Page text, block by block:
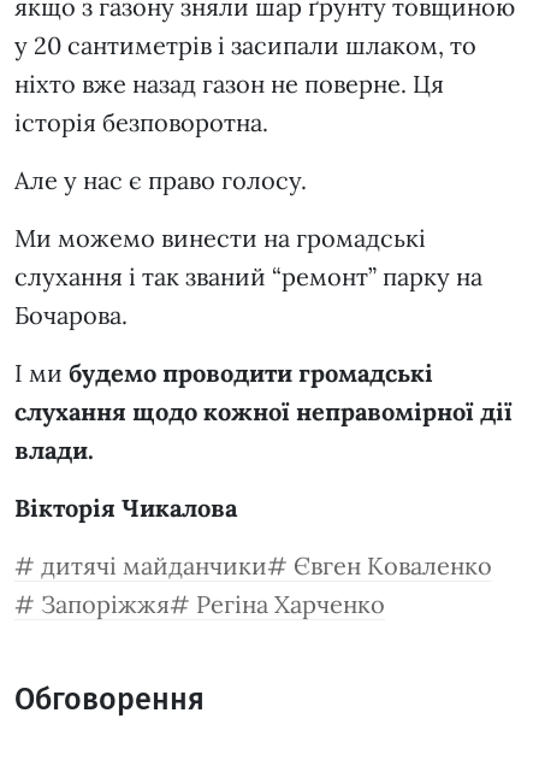
якщо з газону зняли шар ґрунту товщиною
у 20 сантиметрів і засипали шлаком, то
ніхто вже назад газон не поверне. Ця
історія безповоротна.
Але у нас є право голосу.
Ми можемо винести на громадські
слухання і так званий “ремонт” парку на
Бочарова.
І ми будемо проводити громадські
слухання щодо кожної неправомірної дії
влади.
Вікторія Чикалова
дитячі майданчики
Євген Коваленко
Запоріжжя
Регіна Харченко
Обговорення